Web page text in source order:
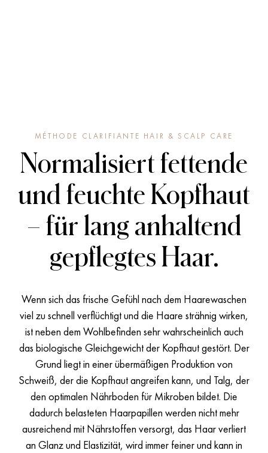
MÉTHODE CLARIFIANTE HAIR & SCALP CARE
Normalisiert fettende
und feuchte Kopfhaut
– für lang anhaltend
gepflegtes Haar.
Wenn sich das frische Gefühl nach dem Haarewaschen
viel zu schnell verflüchtigt und die Haare strähnig wirken,
ist neben dem Wohlbefinden sehr wahrscheinlich auch
das biologische Gleichgewicht der Kopfhaut gestört. Der
Grund liegt in einer übermäßigen Produktion von
Schweiß, der die Kopfhaut angreifen kann, und Talg, der
den optimalen Nährboden für Mikroben bildet. Die
dadurch belasteten Haarpapillen werden nicht mehr
ausreichend mit Nährstoffen versorgt, das Haar verliert
an Glanz und Elastizität, wird immer feiner und kann in